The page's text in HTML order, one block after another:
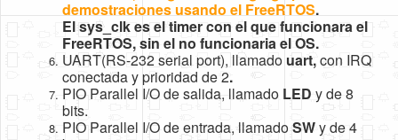
demostraciones usando el FreeRTOS.
El sys_clk es el timer con el que funcionara el
FreeRTOS, sin el no funcionaria el OS.
UART(RS-232 serial port), llamado uart,con IRQ
conectada y prioridad de 2.
PIO Parallel I/O de salida, llamado LED y de 8
bits.
PIO Parallel I/O de entrada, llamadoSWy de 4